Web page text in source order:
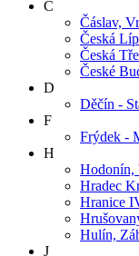
Č
Čáslav,
Česká
Česká
České
D
Děčín -
F
Frýdek -
H
Hodonín,
Hradec
Hranice
Hulín,
J